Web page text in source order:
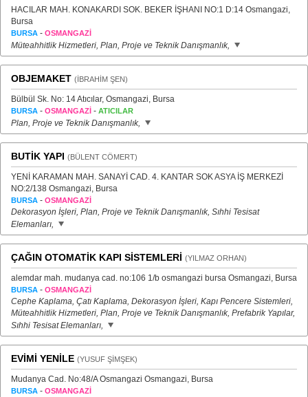
HACILAR MAH. KONAKARDI SOK. BEKER İŞHANI NO:1 D:14 Osmangazi,
Bursa
BURSA - OSMANGAZİ
Müteahhitlik Hizmetleri, Plan, Proje ve Teknik Danışmanlık,
OBJEMAKET (İBRAHİM ŞEN)
Bülbül Sk. No: 14 Atıcılar, Osmangazi, Bursa
BURSA - OSMANGAZİ - ATICILAR
Plan, Proje ve Teknik Danışmanlık,
BUTİK YAPI (BÜLENT CÖMERT)
YENİ KARAMAN MAH. SANAYİ CAD. 4. KANTAR SOK ASYA İŞ MERKEZİ
NO:2/138 Osmangazi, Bursa
BURSA - OSMANGAZİ
Dekorasyon İşleri, Plan, Proje ve Teknik Danışmanlık, Sıhhi Tesisat
Elemanları,
ÇAĞIN OTOMATİK KAPI SİSTEMLERİ (YILMAZ ORHAN)
alemdar mah. mudanya cad. no:106 1/b osmangazi bursa Osmangazi, Bursa
BURSA - OSMANGAZİ
Cephe Kaplama, Çatı Kaplama, Dekorasyon İşleri, Kapı Pencere Sistemleri,
Müteahhitlik Hizmetleri, Plan, Proje ve Teknik Danışmanlık, Prefabrik Yapılar,
Sıhhi Tesisat Elemanları,
EVİMİ YENİLE (YUSUF ŞİMŞEK)
Mudanya Cad. No:48/A Osmangazi Osmangazi, Bursa
BURSA - OSMANGAZİ